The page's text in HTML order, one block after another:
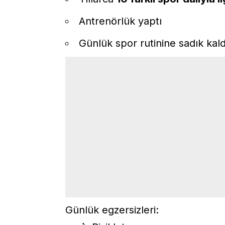
Antrenörlük yaptı
Günlük spor rutinine sadık
Günlük egzersizleri: